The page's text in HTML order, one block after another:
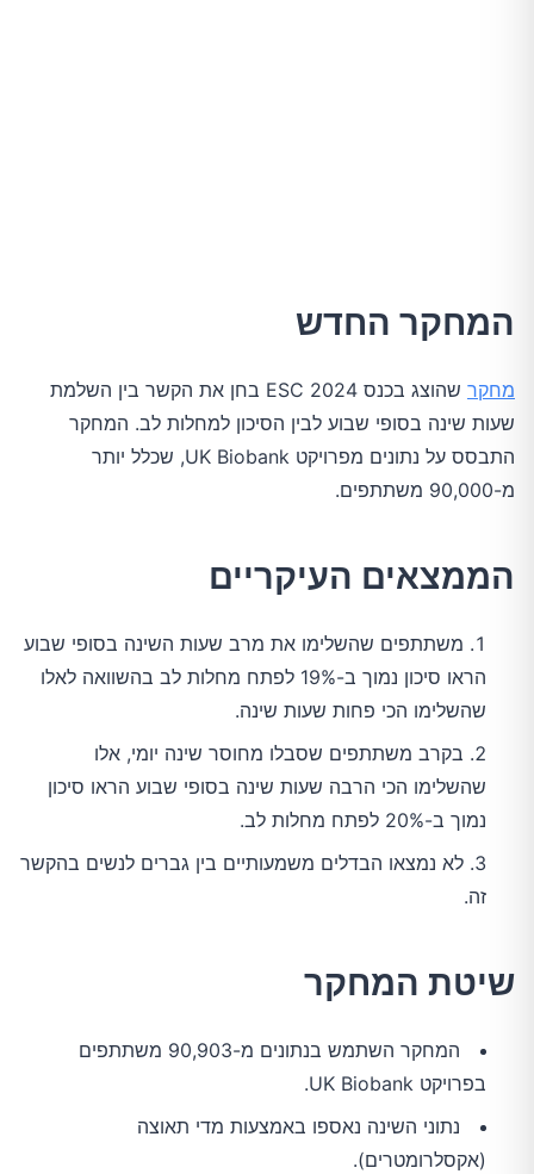
המחקר החדש
מחקר
מ-90,000 משתתפים.
הממצאים העיקריים
משתתפים שהשלימו את מרב שעות השינה בסופי שבוע
הראו סיכון נמוך ב-19% לפתח מחלות לב בהשוואה לאלו
שהשלימו הכי פחות שעות שינה.
בקרב משתתפים שסבלו מחוסר שינה יומי, אלו
שהשלימו הכי הרבה שעות שינה בסופי שבוע הראו סיכון
נמוך ב-20% לפתח מחלות לב.
לא נמצאו הבדלים משמעותיים בין גברים לנשים בהקשר
זה.
שיטת המחקר
המחקר השתמש בנתונים מ-90,903 משתתפים
בפרויקט UK Biobank.
נתוני השינה נאספו באמצעות מדי תאוצה
(אקסלרומטרים).